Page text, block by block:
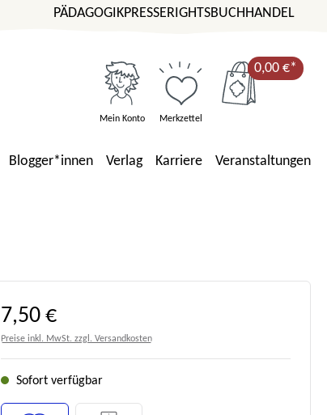
PÄDAGOGIKPRESSERIGHTSBUCHHANDEL
Mein Konto Merkzettel
0,00 €*
Blogger*innen Verlag Karriere Veranstaltungen
Regulärer Preis:
7,50 €
Preise inkl. MwSt. zzgl. Versandkosten
Sofort verfügbar